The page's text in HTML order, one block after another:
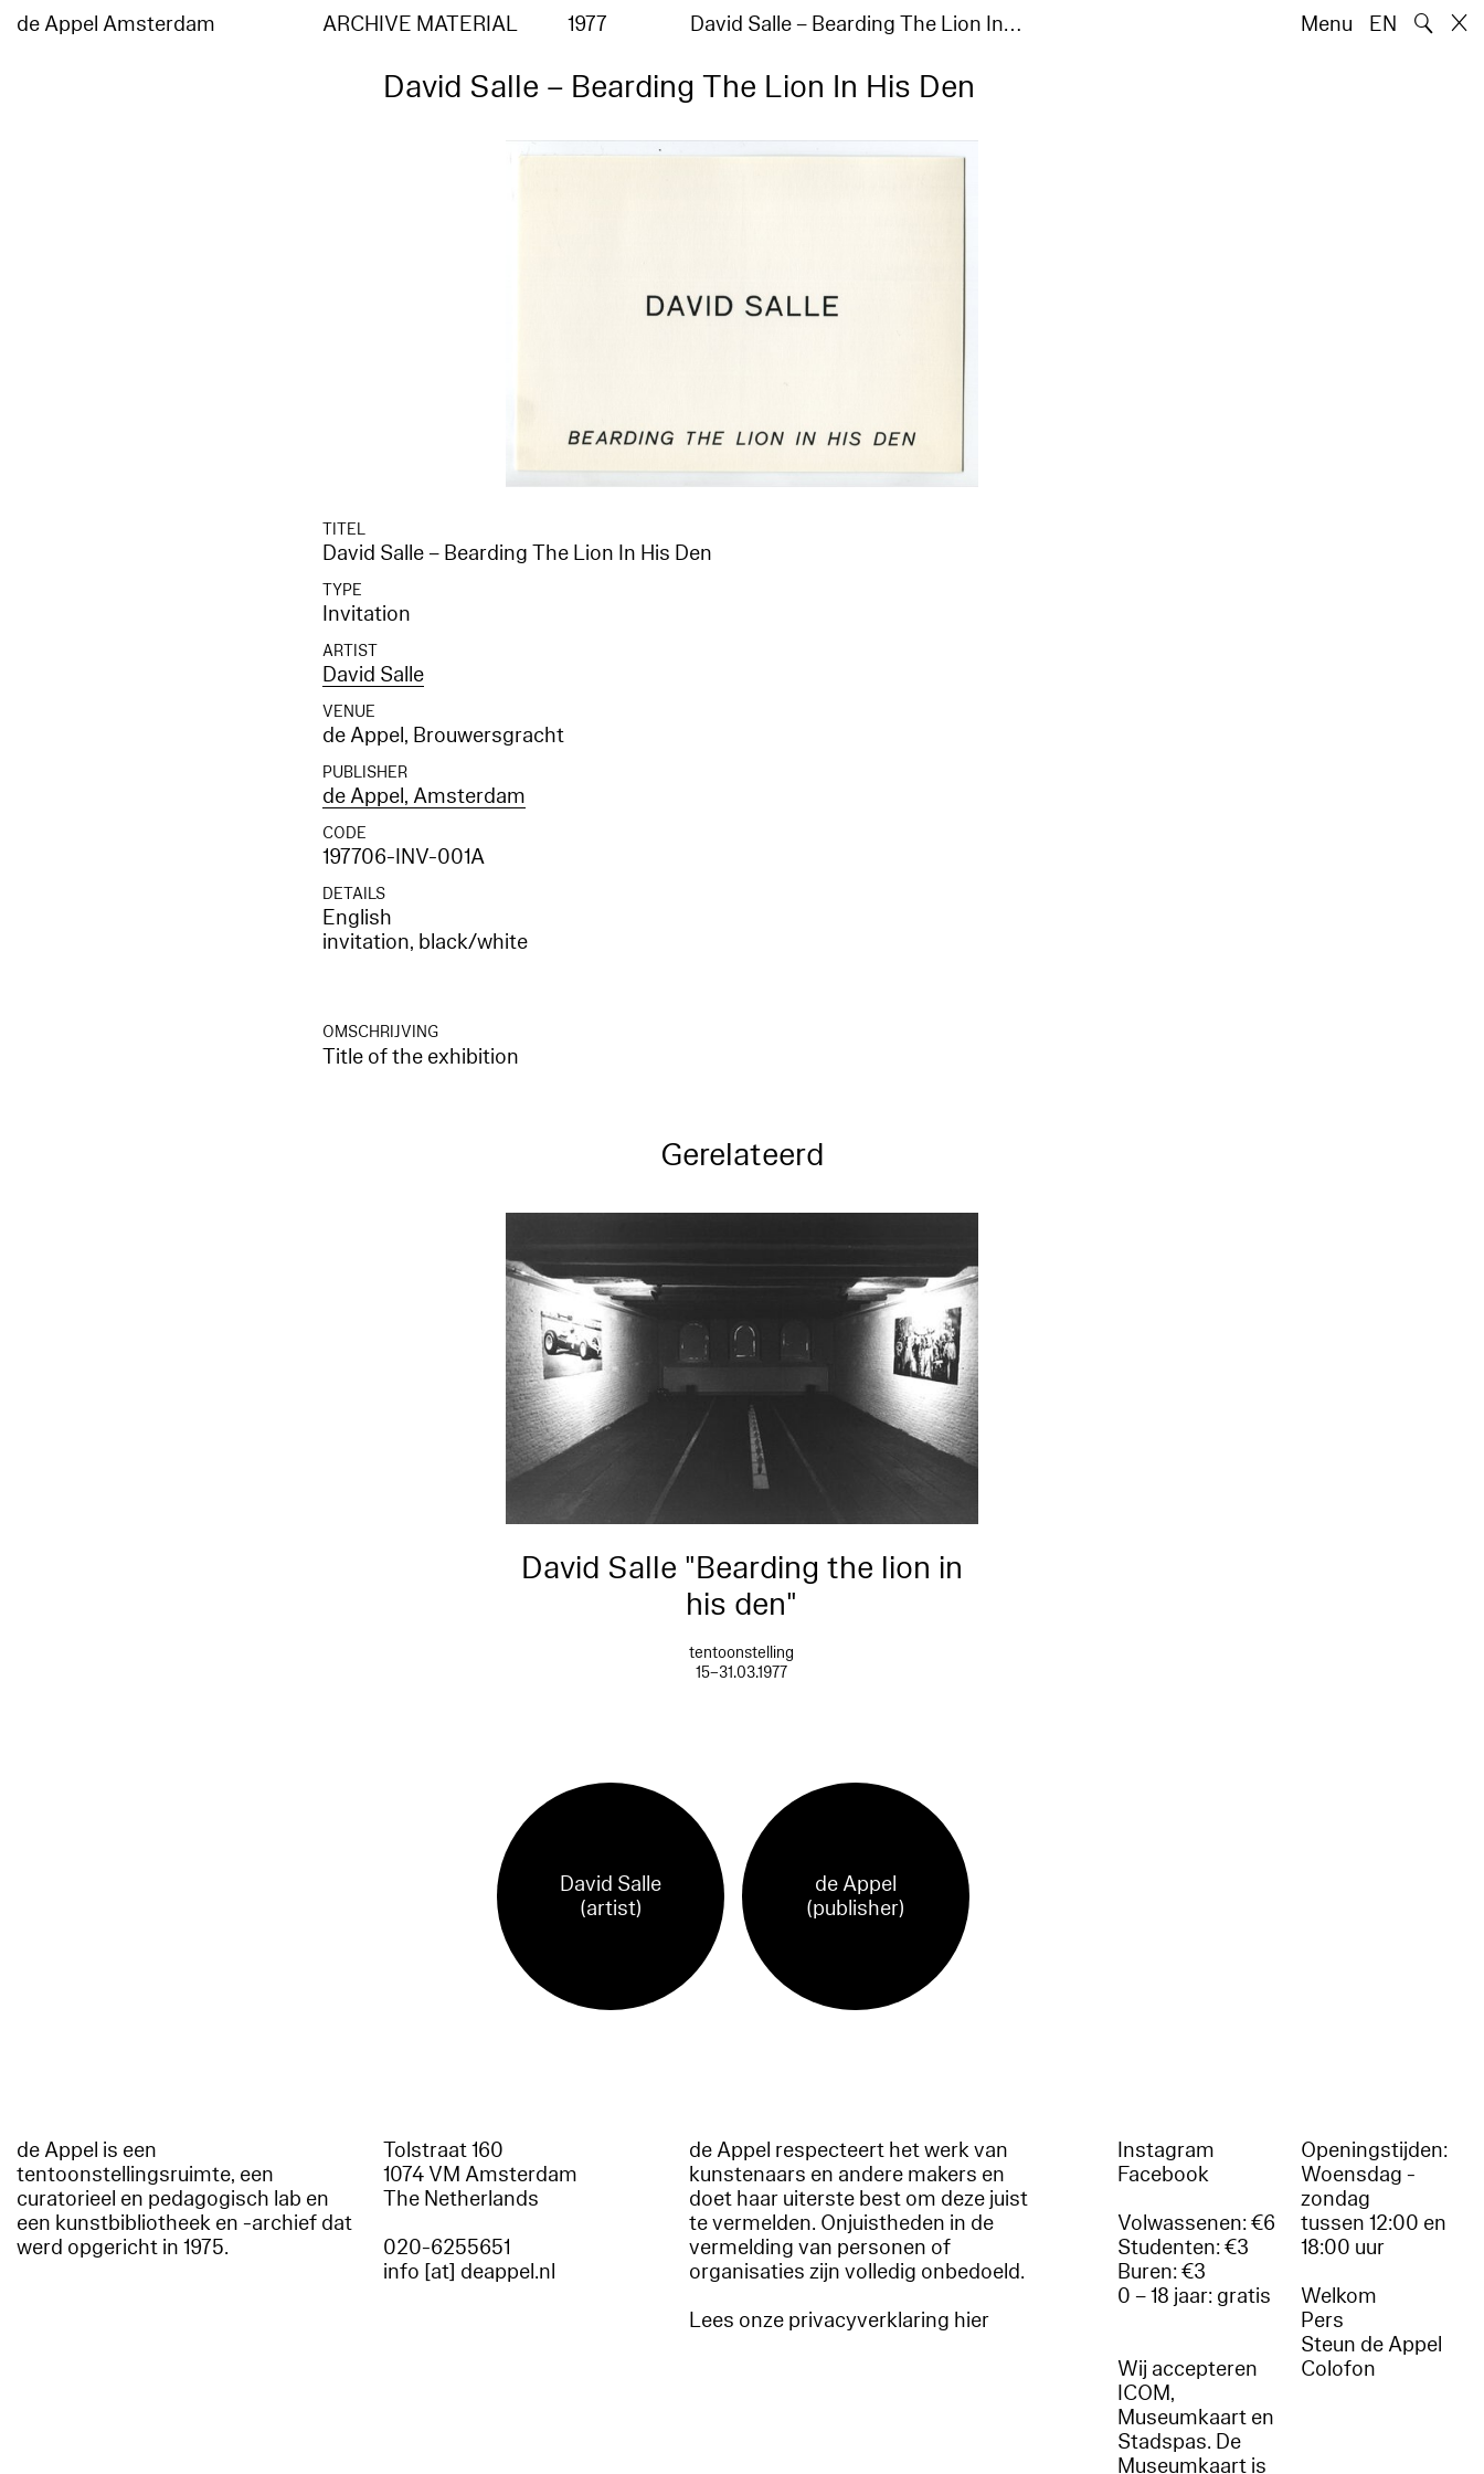
de Appel Amsterdam ARCHIVE MATERIAL 1977 David Salle – Bearding The Lion In… Menu EN 🔍
David Salle – Bearding The Lion In His Den
TITEL
David Salle – Bearding The Lion In His Den
TYPE
Invitation
ARTIST
David Salle
VENUE
de Appel, Brouwersgracht
PUBLISHER
de Appel, Amsterdam
CODE
197706-INV-001A
DETAILS
English
invitation, black/white
OMSCHRIJVING
Title of the exhibition
Gerelateerd
David Salle "Bearding the lion in
his den"
tentoonstelling
15–31.03.1977
David Salle
(artist)
de Appel
(publisher)
de Appel is een
tentoonstellingsruimte, een
curatorieel en pedagogisch lab en
een kunstbibliotheek en -archief dat
werd opgericht in 1975.
Tolstraat 160
1074 VM Amsterdam
The Netherlands
020-6255651
info [at] deappel.nl
de Appel respecteert het werk van
kunstenaars en andere makers en
doet haar uiterste best om deze juist
te vermelden. Onjuistheden in de
vermelding van personen of
organisaties zijn volledig onbedoeld.
Lees onze privacyverklaring hier
Instagram
Facebook
Volwassenen: €6
Studenten: €3
Buren: €3
0 – 18 jaar: gratis
Wij accepteren
ICOM,
Museumkaart en
Stadspas. De
Museumkaart is
Openingstijden:
Woensdag -
zondag
tussen 12:00 en
18:00 uur
Welkom
Pers
Steun de Appel
Colofon